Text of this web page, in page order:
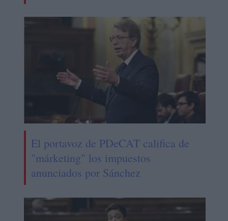
El portavoz de PDeCAT califica de
"márketing" los impuestos
anunciados por Sánchez